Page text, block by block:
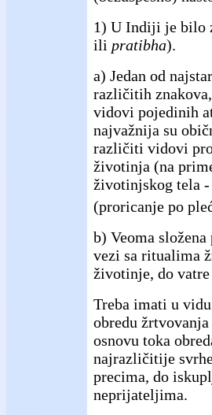
1) U Indiji je bilo
ili pratibha).
a) Jedan od
različitih
vidovi pojedinih
najvažnija su
različiti vidovi
životinja (na
životinjskog tela
(proricanje po
b) Veoma
vezi sa ritualima
životinje, do
Treba imati u
obredu
osnovu toka
najrazličitije
precima, do
neprijateljima.